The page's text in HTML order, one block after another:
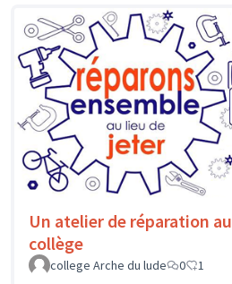
Un atelier de réparation au
collège
college Arche du lude
0 1